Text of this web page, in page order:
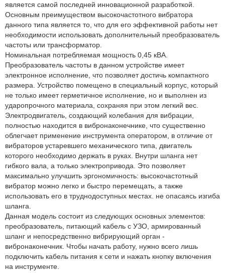
является самой последней инновационной разработкой.
Основным преимуществом высокочастотного вибратора
данного типа является то, что для его эффективной работы нет
необходимости использовать дополнительный преобразователь
частоты или трансформатор.
Номинальная потребляемая мощность 0,45 кВА.
Преобразователь частоты в данном устройстве имеет
электронное исполнение, что позволяет достичь компактного
размера. Устройство помещено в специальный корпус, который
не только имеет герметичное исполнение, но и выполнен из
ударопрочного материала, сохраняя при этом легкий вес.
Электродвигатель, создающий колебания для вибрации,
полностью находится в вибронаконечнике, что существенно
облегчает применение инструмента оператором, в отличие от
вибраторов устаревшего механического типа, двигатель
которого необходимо держать в руках. Внутри шланга нет
гибкого вала, а только электропривода. Это позволяет
максимально улучшить эргономичность: высокочастотный
вибратор можно легко и быстро перемещать, а также
использовать его в труднодоступных местах. не опасаясь изгиба
шланга.
Данная модель состоит из следующих основных элементов:
преобразователь, питающий кабель с УЗО, армированный
шланг и непосредственно вибрирующий орган -
вибронаконечник. Чтобы начать работу, нужно всего лишь
подключить кабель питания к сети и нажать кнопку включения
на инструменте.